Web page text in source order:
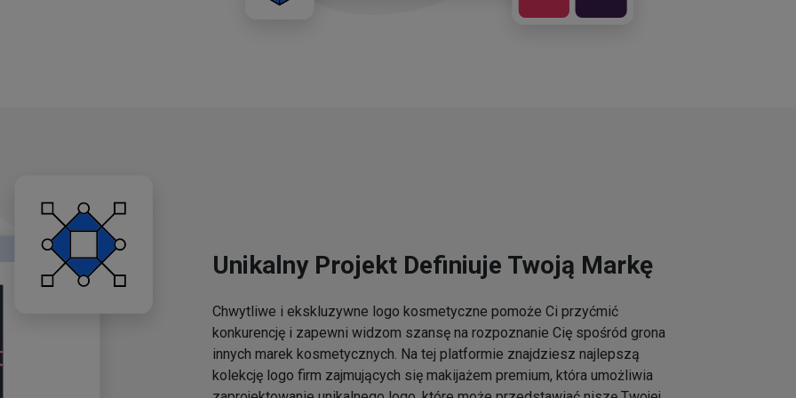
Unikalny Projekt Definiuje Twoją Markę
Chwytliwe i ekskluzywne logo kosmetyczne pomoże Ci przyćmić
konkurencję i zapewni widzom szansę na rozpoznanie Cię spośród grona
innych marek kosmetycznych. Na tej platformie znajdziesz najlepszą
kolekcję logo firm zajmujących się makijażem premium, która umożliwia